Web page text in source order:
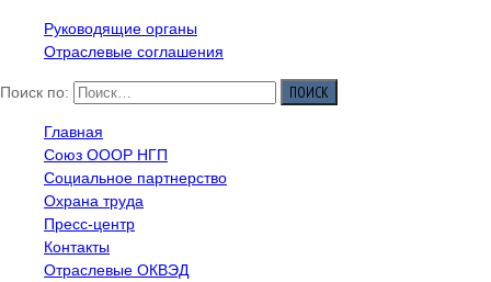
Руководящие органы
Отраслевые соглашения
Поиск по:
Главная
Союз ОООР НГП
Социальное партнерство
Охрана труда
Пресс-центр
Контакты
Отраслевые ОКВЭД